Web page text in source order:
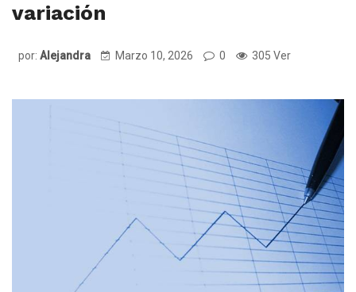
variación
por: Alejandra Marzo 10, 2026 0 305 Ver